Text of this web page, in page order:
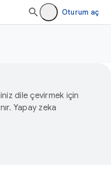
Oturum aç
dile çevirmek için
Yapay zeka